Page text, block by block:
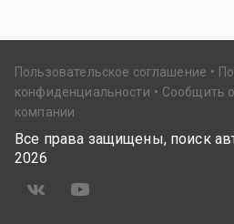
Пользовательское соглашение
конфиденциальности
Сообщить
компании
Все права защищены, поиск
2026